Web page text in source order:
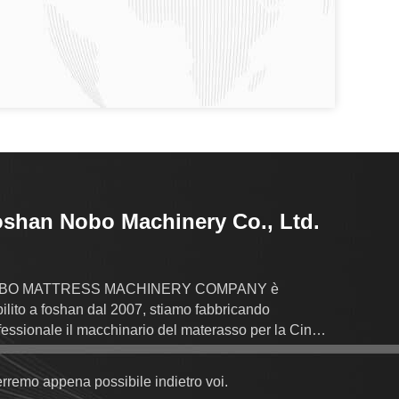
Nobo Machinery Co., Ltd.
MATTRESS MACHINERY COMPANY è
a foshan dal 2007, stiamo fabbricando
il macchinario del materasso per la Cina
appena possibile indietro voi.